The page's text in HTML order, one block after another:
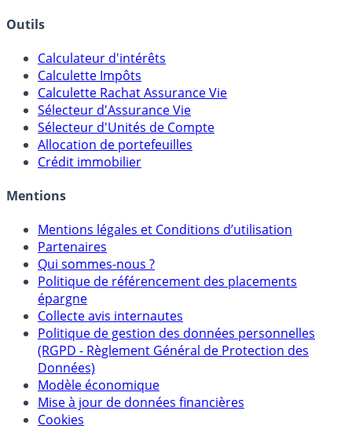
Outils
Calculateur d'intérêts
Calculette Impôts
Calculette Rachat Assurance Vie
Sélecteur d'Assurance Vie
Sélecteur d'Unités de Compte
Allocation de portefeuilles
Crédit immobilier
Mentions
Mentions légales et Conditions d’utilisation
Partenaires
Qui sommes-nous ?
Politique de référencement des placements
épargne
Collecte avis internautes
Politique de gestion des données personnelles
(RGPD - Règlement Général de Protection des
Données)
Modèle économique
Mise à jour de données financières
Cookies